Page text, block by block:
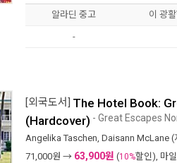
알라딘 중고 이 광
-
[외국도서] The Hotel Book:
(Hardcover) - Great Escapes
Angelika Taschen, Daisann McLane (
71,000원 → 63,900원 (10%할인), 마일